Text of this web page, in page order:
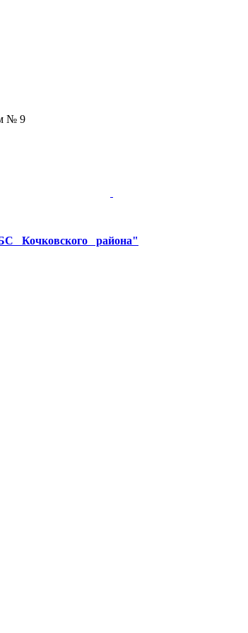
№ 9
района"